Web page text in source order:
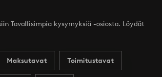
Tavallisimpia kysymyksiä -osiosta. Löydät
Maksutavat Toimitustavat